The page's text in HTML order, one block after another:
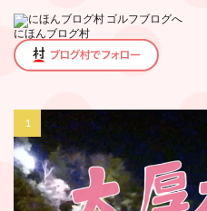
にほんブログ村